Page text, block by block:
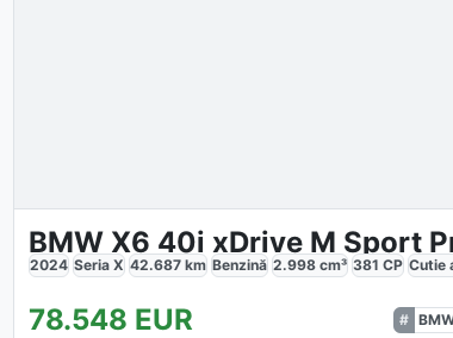
2024 Seria X 42.687 km Benzină 2.998 cm³ 381 CP Cutie
78.548 EUR